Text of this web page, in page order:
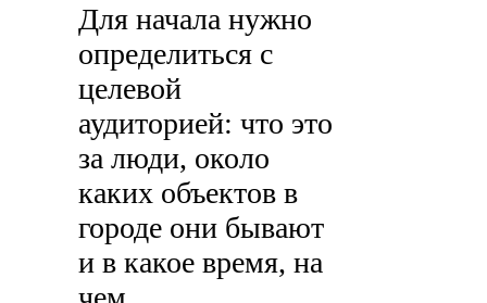
Для начала нужно
определиться с
целевой
аудиторией: что это
за люди, около
каких объектов в
городе они бывают
и в какое время, на